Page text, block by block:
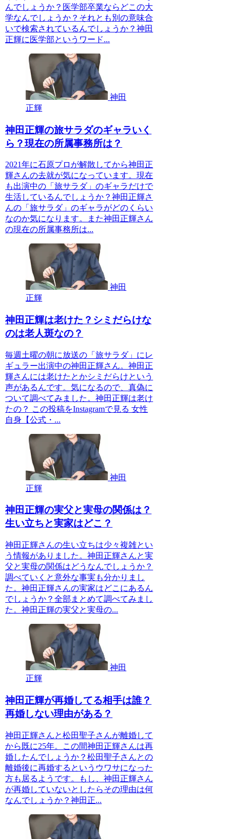
んでしょうか？医学部卒業ならどこの大
学なんでしょうか？それとも別の意味合
いで検索されているんでしょうか？神田
正輝に医学部というワード...
神田
正輝
神田正輝の旅サラダのギャラいく
ら？現在の所属事務所は？
2021年に石原プロが解散してから神田正
輝さんの去就が気になっています。現在
も出演中の「旅サラダ」のギャラだけで
生活しているんでしょうか？神田正輝さ
んの「旅サラダ」のギャラがどのくらい
なのか気になります。また神田正輝さん
の現在の所属事務所は...
神田
正輝
神田正輝は老けた？シミだらけな
のは老人斑なの？
毎週土曜の朝に放送の「旅サラダ」にレ
ギュラー出演中の神田正輝さん。神田正
輝さんには老けたとかシミだらけという
声があるんです。気になるので、真偽に
ついて調べてみました。神田正輝は老け
たの？ この投稿をInstagramで見る 女性
自身【公式・...
神田
正輝
神田正輝の実父と実母の関係は？
生い立ちと実家はどこ？
神田正輝さんの生い立ちは少々複雑とい
う情報がありました。神田正輝さんと実
父と実母の関係はどうなんでしょうか？
調べていくと意外な事実も分かりまし
た。神田正輝さんの実家はどこにあるん
でしょうか？全部まとめて調べてみまし
た。神田正輝の実父と実母の...
神田
正輝
神田正輝が再婚してる相手は誰？
再婚しない理由がある？
神田正輝さんと松田聖子さんが離婚して
から既に25年。この間神田正輝さんは再
婚したんでしょうか？松田聖子さんとの
離婚後に再婚するというウワサになった
方も居るようです。もし、神田正輝さん
が再婚していないとしたらその理由は何
なんでしょうか？神田正...